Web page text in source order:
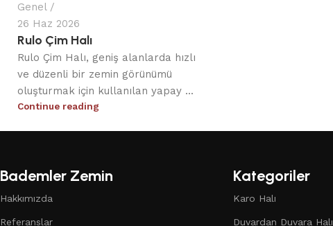
Genel
26 Haz 2026
Rulo Çim Halı
Rulo Çim Halı, geniş alanlarda hızlı
ve düzenli bir zemin görünümü
oluşturmak için kullanılan yapay ...
Continue reading
Bademler Zemin
Hakkımızda
Referanslar
Kategoriler
Karo Halı
Duvardan Duvara Halı